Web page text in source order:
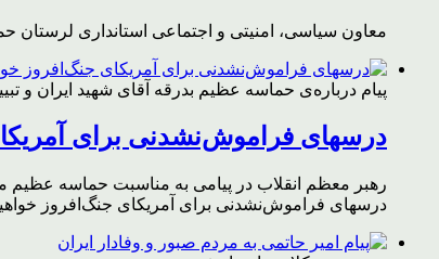
معاون سیاسی، امنیتی و اجتماعی استانداری لرستان
پیام درباره‌ی حماسه عظیم بدرقه آقای شهید ایران و
درسهای فراموش‌نشدنی برای
رهبر معظم انقلاب در پیامی به مناسبت حماسه عظیم
درسهای فراموش‌نشدنی برای آمریکای جنگ‌افروز